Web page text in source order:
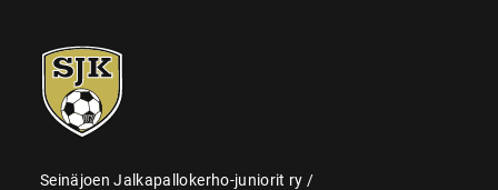
SJK-
juniorit
Seinäjoen Jalkapallokerho-juniorit ry /